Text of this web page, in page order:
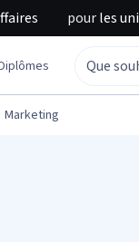
pourles
Marketing